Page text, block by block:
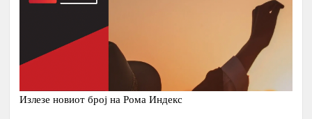
Излезе новиот број на Рома Индекс